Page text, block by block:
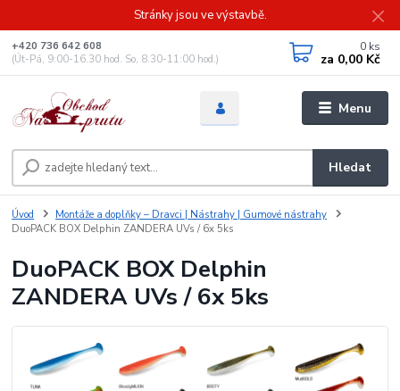
Stránky jsou ve výstavbě.
Menu
Hledat
+420 736 642 608
(Út-Pá, 9:00-16.30 hod. So, 8.30-11:00 hod.)
0 ks
za 0,00 Kč
Úvod
Montáže a doplňky – Dravci | Nástrahy | Gumové nástrahy
DuoPACK BOX Delphin ZANDERA UVs / 6x 5ks
DuoPACK BOX Delphin
ZANDERA UVs / 6x 5ks